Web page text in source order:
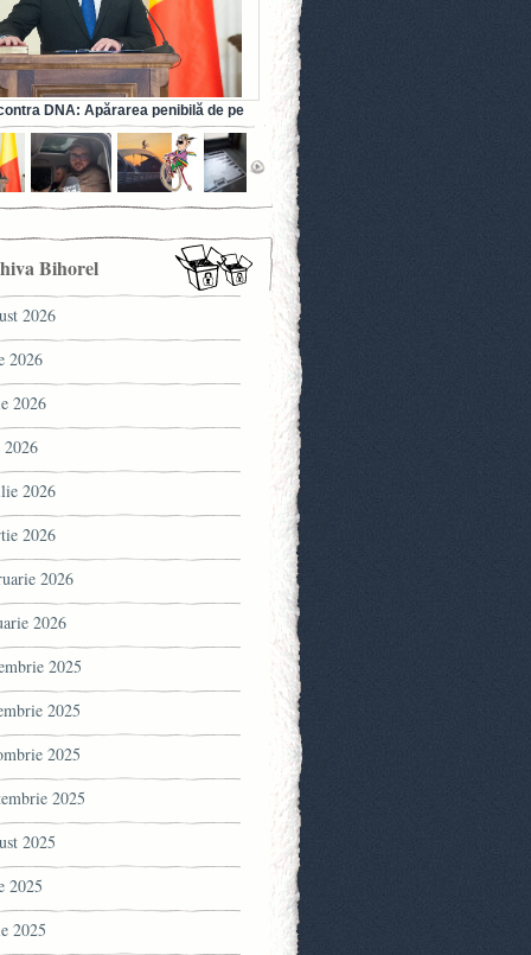
DNA: Apărarea penibilă de pe
fostului ministru al Sănătății (VIDEO)
Bihorel
2026
2026
2026
2026
2026
2026
2026
2025
2025
2025
2025
2025
2025
2025